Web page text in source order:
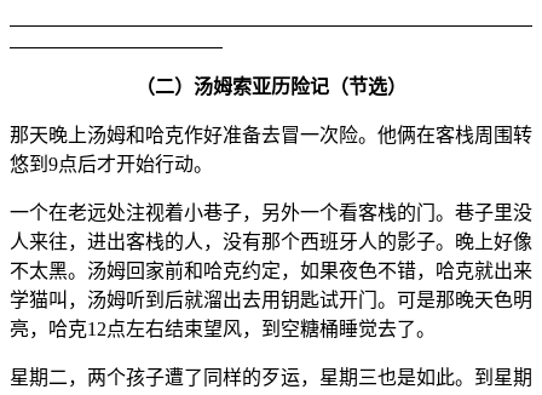
（二）汤姆索亚历险记（节选）
那天晚上汤姆和哈克作好准备去冒一次险。他俩在客栈周围转
悠到9点后才开始行动。
一个在老远处注视着小巷子，另外一个看客栈的门。巷子里没
人来往，进出客栈的人，没有那个西班牙人的影子。晚上好像
不太黑。汤姆回家前和哈克约定，如果夜色不错，哈克就出来
学猫叫，汤姆听到后就溜出去用钥匙试开门。可是那晚天色明
亮，哈克12点左右结束望风，到空糖桶睡觉去了。
星期二，两个孩子遭了同样的歹运，星期三也是如此。到星期